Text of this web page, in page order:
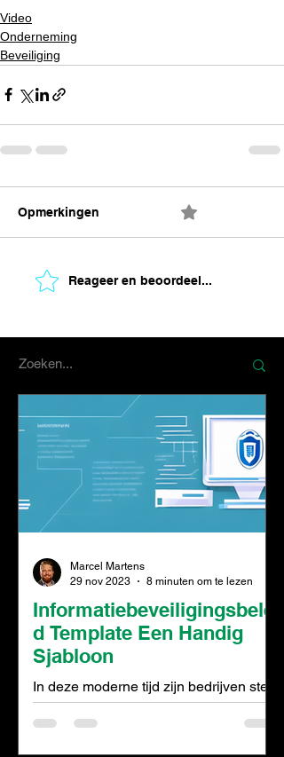
Video
Onderneming
Beveiliging
Opmerkingen
Reageer en beoordeel...
Informatiebeveiligingsbelei
d Template Een Handig
Sjabloon
In deze moderne tijd zijn bedrijven sterk
afhankelijk van digitale technologieën
om hun dagelijkse taken uit te voeren.
Er worden enorme...
Marcel Martens
29 nov 2023
8 minuten om te lezen